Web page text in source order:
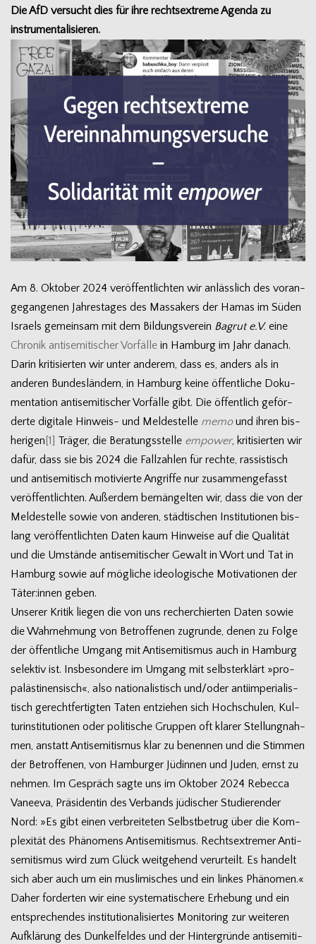
Die AfD ver­sucht dies für ihre rechts­extreme Agenda zu
instrumentalisieren.
Am 8. Okto­ber 2024 ver­öf­fent­lich­ten wir anläss­lich des vor­an­
ge­gan­ge­nen Jah­res­ta­ges des Mas­sa­kers der Hamas im Süden
Isra­els gemein­sam mit dem Bil­dungs­ver­ein Bag­rut e.V. eine
Chro­nik anti­se­mi­ti­scher Vor­fälle in Ham­burg im Jahr danach.
Darin kri­ti­sier­ten wir unter ande­rem, dass es, anders als in
ande­ren Bun­des­län­dern, in Ham­burg keine öffent­li­che Doku­
men­ta­tion anti­se­mi­ti­scher Vor­fälle gibt. Die öffent­lich geför­
derte digi­tale Hinweis- und Mel­de­stelle memound ihren bis­
he­ri­gen [1] Trä­ger, die Bera­tungs­stelle empower, kri­ti­sier­ten wir
dafür, dass sie bis 2024 die Fall­zah­len für rechte, ras­sis­tisch
und anti­se­mi­tisch moti­vierte Angriffe nur zusam­men­ge­fasst
ver­öf­fent­lich­ten. Außer­dem bemän­gel­ten wir, dass die von der
Mel­de­stelle sowie von ande­ren, städ­ti­schen Insti­tu­tio­nen bis­
lang ver­öf­fent­lich­ten Daten kaum Hin­weise auf die Qua­li­tät
und die Umstände anti­se­mi­ti­scher Gewalt in Wort und Tat in
Ham­burg sowie auf mög­li­che ideo­lo­gi­sche Moti­va­tio­nen der
Täter:innen geben.
Unse­rer Kri­tik lie­gen die von uns recher­chier­ten Daten sowie
die Wahr­neh­mung von Betrof­fe­nen zugrunde, denen zu Folge
der öffent­li­che Umgang mit Anti­se­mi­tis­mus auch in Ham­burg
selek­tiv ist. Ins­be­son­dere im Umgang mit selbst­er­klärt »pro-
palästinensisch«, also natio­na­lis­tisch und/oder anti­im­pe­ria­lis­
tisch gerecht­fer­tig­ten Taten ent­zie­hen sich Hoch­schu­len, Kul­
tur­in­sti­tu­tio­nen oder poli­ti­sche Grup­pen oft kla­rer Stel­lung­nah­
men, anstatt Anti­se­mi­tis­mus klar zu benen­nen und die Stim­men
der Betrof­fe­nen, von Ham­bur­ger Jüdin­nen und Juden, ernst zu
neh­men. Im Gespräch sagte uns im Okto­ber 2024 Rebecca
Vaneeva, Prä­si­den­tin des Ver­bands jüdi­scher Stu­die­ren­der
Nord: »Es gibt einen ver­brei­te­ten Selbst­be­trug über die Kom­
ple­xi­tät des Phä­no­mens Anti­se­mi­tis­mus. Rechts­extre­mer Anti­
se­mi­tis­mus wird zum Glück weit­ge­hend ver­ur­teilt. Es han­delt
sich aber auch um ein mus­li­mi­sches und ein lin­kes Phänomen.«
Daher for­der­ten wir eine sys­te­ma­ti­schere Erhe­bung und ein
ent­spre­chen­des insti­tu­tio­na­li­sier­tes Moni­to­ring zur wei­te­ren
Auf­klä­rung des Dun­kel­fel­des und der Hin­ter­gründe anti­se­mi­ti­